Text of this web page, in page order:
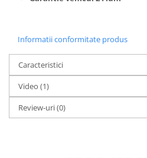
Informatii conformitate produs
Caracteristici
Video (1)
Review-uri(0)